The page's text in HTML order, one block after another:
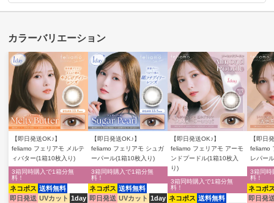
【即日発送OK♪】
feliamo フェリアモ メルテ
ィバター(1箱10枚入り)
ネコポス 送料無料
即日発送 UVカット 1day
3箱同時購入で1箱分無
料！
【即日発送OK♪】
feliamo フェリアモ シュガ
ーパール(1箱10枚入り)
ネコポス 送料無料
即日発送 UVカット 1day
3箱同時購入で1箱分無
料！
【即日発送OK♪】
feliamo フェリアモ アーモ
ンドプードル(1箱10枚入
り)
ネコポス 送料無料
3箱同時購入で1箱分無
料！
【即日
feliamo
レパー
ネコポ
即日発
3箱同時
料！